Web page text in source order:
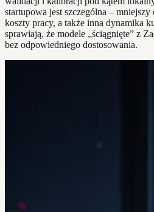
startupowa jest szczególna – mniejszy
koszty pracy, a także inna dynamika
sprawiają, że modele „ściągnięte” z
bez odpowiedniego dostosowania.